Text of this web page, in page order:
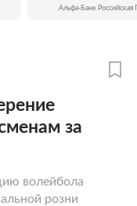
Альфа-Банк Российская
за
волейбола
розни